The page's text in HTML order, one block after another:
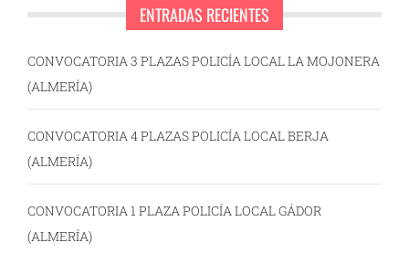
ENTRADAS RECIENTES
CONVOCATORIA 3 PLAZAS POLICÍA LOCAL LA MOJONERA
(ALMERÍA)
CONVOCATORIA 4 PLAZAS POLICÍA LOCAL BERJA
(ALMERÍA)
CONVOCATORIA 1 PLAZA POLICÍA LOCAL GÁDOR
(ALMERÍA)